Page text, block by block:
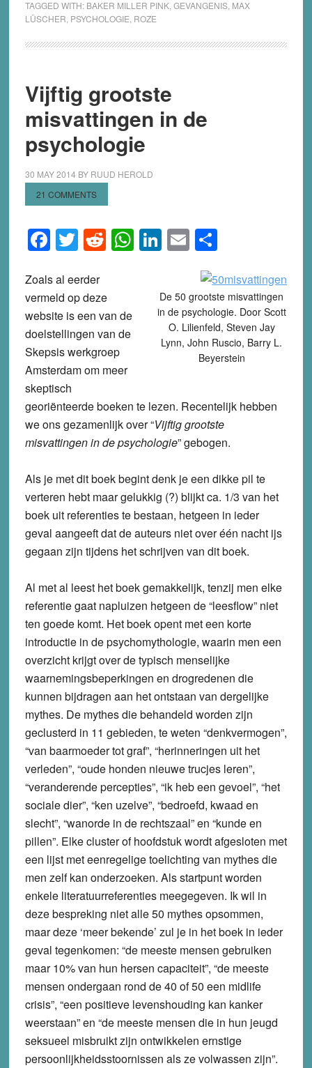
TAGGED WITH: BAKER MILLER PINK, GEVANGENIS, MAX
LÜSCHER PSYCHOLOGIE ROZE
Vijftig grootste
misvattingen in de
psychologie
30 MAY 2014 BY RUUD HEROLD
21 COMMENTS
Facebook
Twitter
Reddit
WhatsApp
LinkedIn
EmailShare
De 50 grootste misvattingen
in de psychologie. Door Scott
O. Lilienfeld, Steven Jay
Lynn, John Ruscio, Barry L.
Beyerstein
Zoals al eerder
vermeld op deze
website is een van de
doelstellingen van de
Skepsis werkgroep
Amsterdam om meer
skeptisch
georiënteerde boeken te lezen. Recentelijk hebben
we ons gezamenlijk over “Vijftig grootste
misvattingen in de psychologie” gebogen.
Als je met dit boek begint denk je een dikke pil te
verteren hebt maar gelukkig (?) blijkt ca. 1/3 van het
boek uit referenties te bestaan, hetgeen in ieder
geval aangeeft dat de auteurs niet over één nacht ijs
gegaan zijn tijdens het schrijven van dit boek.
Al met al leest het boek gemakkelijk, tenzij men elke
referentie gaat napluizen hetgeen de “leesflow” niet
ten goede komt. Het boek opent met een korte
introductie in de psychomythologie, waarin men een
overzicht krijgt over de typisch menselijke
waarnemingsbeperkingen en drogredenen die
kunnen bijdragen aan het ontstaan van dergelijke
mythes. De mythes die behandeld worden zijn
geclusterd in 11 gebieden, te weten “denkvermogen”,
“van baarmoeder tot graf”, “herinneringen uit het
verleden”, “oude honden nieuwe trucjes leren”,
“veranderende percepties”, “ik heb een gevoel”, “het
sociale dier”, “ken uzelve”, “bedroefd, kwaad en
slecht”, “wanorde in de rechtszaal” en “kunde en
pillen”. Elke cluster of hoofdstuk wordt afgesloten met
een lijst met eenregelige toelichting van mythes die
men zelf kan onderzoeken. Als startpunt worden
enkele literatuurreferenties meegegeven. Ik wil in
deze bespreking niet alle 50 mythes opsommen,
maar deze ‘meer bekende’ zul je in het boek in ieder
geval tegenkomen: “de meeste mensen gebruiken
maar 10% van hun hersen capaciteit”, “de meeste
mensen ondergaan rond de 40 of 50 een midlife
crisis”, “een positieve levenshouding kan kanker
weerstaan” en “de meeste mensen die in hun jeugd
seksueel misbruikt zijn ontwikkelen ernstige
persoonlijkheidsstoornissen als ze volwassen zijn”.